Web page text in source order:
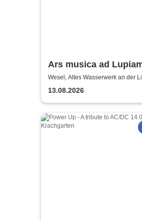
Ars musica ad
Wesel, Altes Wasserwerk an der
13.08.2026